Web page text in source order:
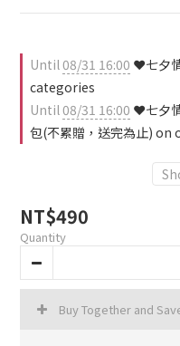
Until08/31 16:00 ❤️七夕
categories
Until08/31 16:00 ❤️七夕
包(不累贈，送完為止) on
NT$490
Quantity
Buy Together and